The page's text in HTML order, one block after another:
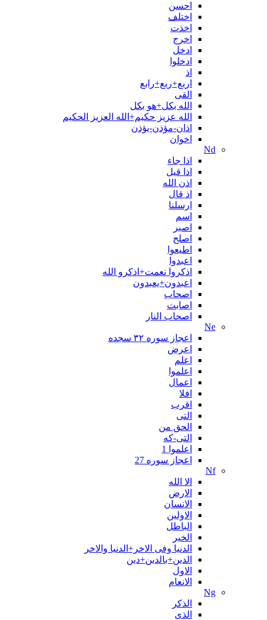
احسن
اختلف
اخذت
اخرج
ادخل
ادخلوا
اذ
اربع+ربع+رابع
القی
الله بکل+هو بکل
الله عزیز حکیم+الله العزیز الحکیم
اذان-مؤذن-يؤذن
اخوان
Nd
اذا جاء
اذا قیل
اذن الله
اذ قال
ارسلنا
اسم
اصبر
اصلح
اطیعوا
اعبدوا
اذکروا نعمت+اذکرو الله
اعبدون+یعبدون
اصحاب
اصابت
اصحاب النار
Ne
اعجاز سوره ۳۲ سجده
اعرض
اعلم
اعلموا
اعمال
افلا
اقرب
التی
الحق من
التی-که
اعلموا 1
اعجاز سوره 27
Nf
الا الله
الارض
الانسان
الاولین
الباطل
الخیر
الدنیا وفی الاخر+الدنیا والاخر
الدین+بالدین+دین
الاول
الانعام
Ng
الذکر
الذی